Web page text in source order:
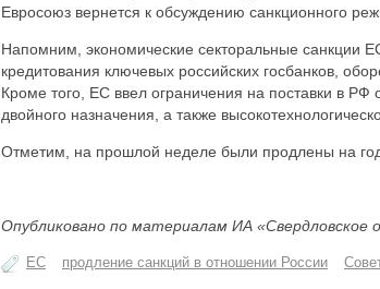
Евросоюз вернется к обсуждению санкционного
Напомним, экономические секторальные санкции
кредитования ключевых российских госбанков,
Кроме того, ЕС ввел ограничения на поставки в РФ
двойного назначения, а также
Отметим, на прошлой неделе были продлены на
Опубликовано по материалам ИА
ЕС продление санкций в отношении России